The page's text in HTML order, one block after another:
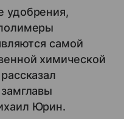
удобрения,
самой
химической
Юрин.